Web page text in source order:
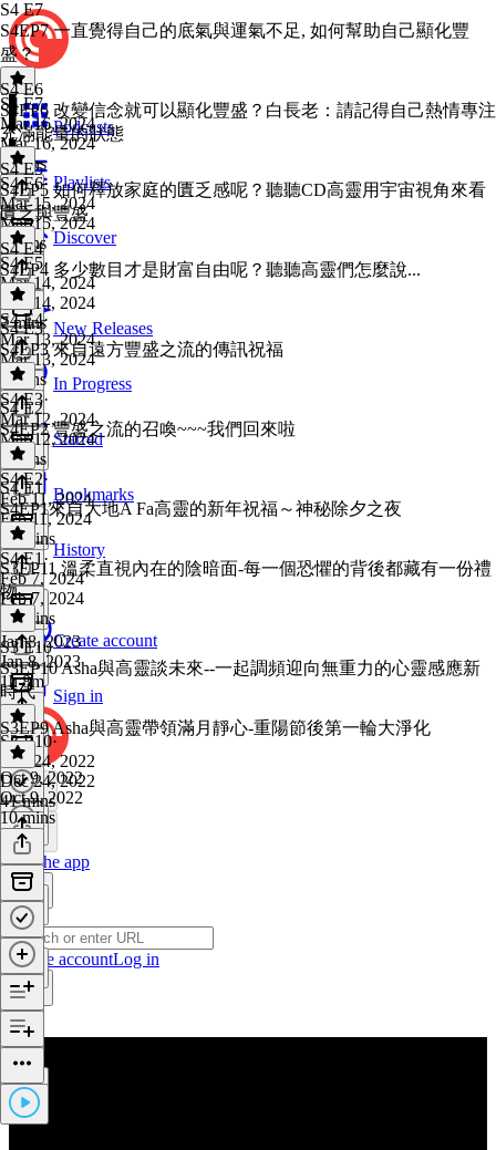
Podcasts
Playlists
Discover
New Releases
In Progress
Starred
Bookmarks
History
Create account
Sign in
Get the app
Create accountLog in
S4 E7
S4EP7 一直覺得自己的底氣與運氣不足, 如何幫助自己顯化豐
盛？
S4 E7·
Mar 16, 2024
Mar 16, 2024
6 mins
S4 E6
S4EP6 改變信念就可以顯化豐盛？白長老：請記得自己熱情專注
充滿能量的狀態
S4 E6·
Mar 15, 2024
Mar 15, 2024
6 mins
S4 E5
S4EP5 如何釋放家庭的匱乏感呢？聽聽CD高靈用宇宙視角來看
匱乏與豐盛
S4 E5·
Mar 14, 2024
Mar 14, 2024
7 mins
S4 E4
S4EP4 多少數目才是財富自由呢？聽聽高靈們怎麼說...
S4 E4·
Mar 13, 2024
Mar 13, 2024
4 mins
S4 E3
S4EP3 來自遠方豐盛之流的傳訊祝福
S4 E3·
Mar 12, 2024
Mar 12, 2024
8 mins
S4 E2
S4EP2 豐盛之流的召喚~~~我們回來啦
S4 E2·
Feb 11, 2024
Feb 11, 2024
44 mins
S4 E1
S4EP1來自大地A Fa高靈的新年祝福～神秘除夕之夜
S4 E1·
Feb 7, 2024
Feb 7, 2024
15 mins
S3EP11 溫柔直視內在的陰暗面-每一個恐懼的背後都藏有一份禮
物
Jan 8, 2023
Jan 8, 2023
1h 8m
S3 E10
S3EP10 Asha與高靈談未來--一起調頻迎向無重力的心靈感應新
時代
S3 E10·
Dec 24, 2022
Dec 24, 2022
41 mins
S3EP9 Asha與高靈帶領滿月靜心-重陽節後第一輪大淨化
Oct 9, 2022
Oct 9, 2022
10 mins